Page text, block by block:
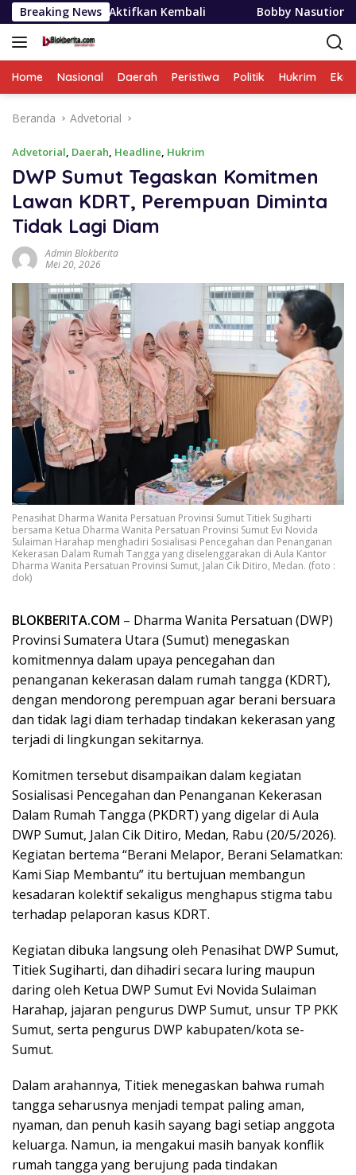
Langsung
ke
konten
Breaking News
Kembali Bobby Nasution Siapkan Beasiswa
Home Nasional Daerah Peristiwa Politik Hukrim
Beranda Advetorial
Advetorial, Daerah, Headline, Hukrim
DWP Sumut Tegaskan Komitmen
Lawan KDRT, Perempuan Diminta
Tidak Lagi Diam
Admin Blokberita
Mei 20, 2026
Penasihat Dharma Wanita Persatuan Provinsi Sumut Titiek Sugiharti
bersama Ketua Dharma Wanita Persatuan Provinsi Sumut Evi Novida
Sulaiman Harahap menghadiri Sosialisasi Pencegahan dan Penanganan
Kekerasan Dalam Rumah Tangga yang diselenggarakan di Aula Kantor
Dharma Wanita Persatuan Provinsi Sumut, Jalan Cik Ditiro, Medan. (foto :
dok)
BLOKBERITA.COM – Dharma Wanita Persatuan (DWP)
Provinsi Sumatera Utara (Sumut) menegaskan
komitmennya dalam upaya pencegahan dan
penanganan kekerasan dalam rumah tangga (KDRT),
dengan mendorong perempuan agar berani bersuara
dan tidak lagi diam terhadap tindakan kekerasan yang
terjadi di lingkungan sekitarnya.
Komitmen tersebut disampaikan dalam kegiatan
Sosialisasi Pencegahan dan Penanganan Kekerasan
Dalam Rumah Tangga (PKDRT) yang digelar di Aula
DWP Sumut, Jalan Cik Ditiro, Medan, Rabu (20/5/2026).
Kegiatan bertema “Berani Melapor, Berani Selamatkan:
Kami Siap Membantu” itu bertujuan membangun
kesadaran kolektif sekaligus menghapus stigma tabu
terhadap pelaporan kasus KDRT.
Kegiatan dibuka langsung oleh Penasihat DWP Sumut,
Titiek Sugiharti, dan dihadiri secara luring maupun
daring oleh Ketua DWP Sumut Evi Novida Sulaiman
Harahap, jajaran pengurus DWP Sumut, unsur TP PKK
Sumut, serta pengurus DWP kabupaten/kota se-
Sumut.
Dalam arahannya, Titiek menegaskan bahwa rumah
tangga seharusnya menjadi tempat paling aman,
nyaman, dan penuh kasih sayang bagi setiap anggota
keluarga. Namun, ia mengakui masih banyak konflik
rumah tangga yang berujung pada tindakan